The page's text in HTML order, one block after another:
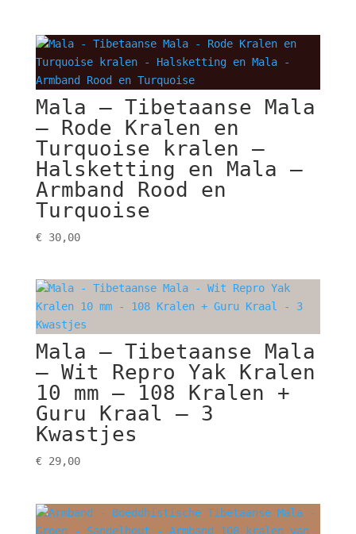
Mala – Tibetaanse Mala
– Rode Kralen en
Turquoise kralen –
Halsketting en Mala –
Armband Rood en
Turquoise
€30,00
Mala – Tibetaanse Mala
– Wit Repro Yak Kralen
10 mm – 108 Kralen +
Guru Kraal – 3
Kwastjes
€29,00